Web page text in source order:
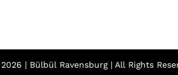
2026 | Bülbül Ravensburg | All Rights